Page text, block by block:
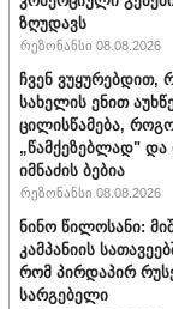
ზღუდავს
რეზონანსი 08.08.2026
ჩვენ ვუყურებდით,
სახელის ენით
ცილისწამება,
„წამქეზებლად" და
იმნაძის ბებია
რეზონანსი 08.08.2026
ნინო წილოსანი:
კამპანიის
რომ პირდაპირ
სარგებელი